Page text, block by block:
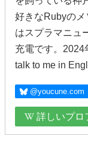
好きなRubyのメ
はスプラマニュ
充電です。2024
talk to me in
@youcune.com
詳しいプロ